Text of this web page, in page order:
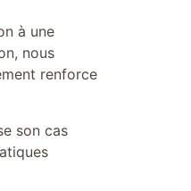
à une
nous
renforce
son cas